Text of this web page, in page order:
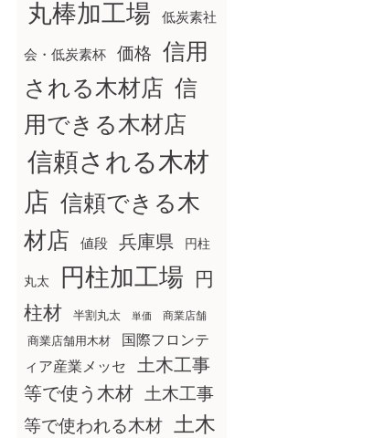
丸棒加工場 低炭素社
会・低炭素杯 価格
信用
される木材店 信
用できる木材店
信頼される木材
店 信頼できる木
材店
値段 兵庫県 円柱
丸太 円柱加工場
円
柱材
半割丸太 単価 商業店舗
商業店舗用木材
国際フロンテ
ィア産業メッセ
土木工事
等で使う木材
土木工事
等で使われる木材
土木